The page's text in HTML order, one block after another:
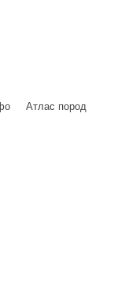
Атлас пород